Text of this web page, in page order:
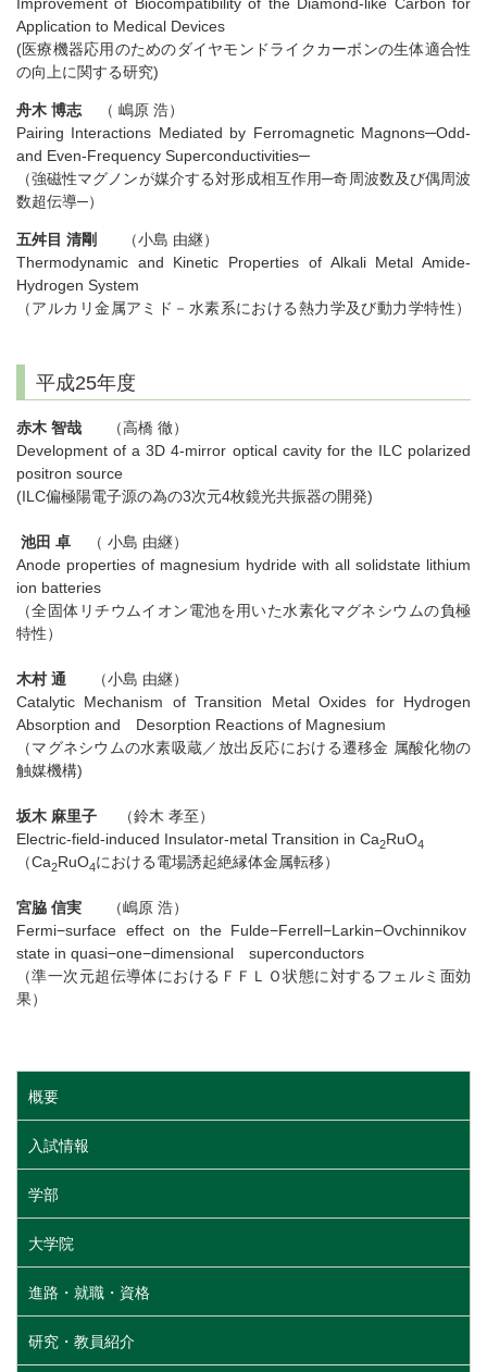
Application to Medical Devices
(医療機器応用のためのダイヤモンドライクカーボンの生体適合性
の向上に関する研究)
舟木 博志
（ 嶋原 浩）
Pairing Interactions Mediated by Ferromagnetic Magnons─Odd-
and Even-Frequency Superconductivities─
（強磁性マグノンが媒介する対形成相互作用─奇周波数及び偶周波
数超伝導─）
五舛目 清剛
（小島 由継）
Thermodynamic and Kinetic Properties of Alkali Metal Amide-
Hydrogen System
（アルカリ金属アミド－水素系における熱力学及び動力学特性）
平成25年度
赤木 智哉 （高橋 徹）
Development of a 3D 4-mirror optical cavity for the ILC polarized
positron source
(ILC偏極陽電子源の為の3次元4枚鏡光共振器の開発)
池田 卓 （ 小島 由継）
Anode properties of magnesium hydride with all solidstate lithium
ion batteries
（全固体リチウムイオン電池を用いた水素化マグネシウムの負極
特性）
木村 通
（小島 由継）
Catalytic Mechanism of Transition Metal Oxides for Hydrogen
Absorption and Desorption Reactions of Magnesium
（マグネシウムの水素吸蔵／放出反応における遷移金 属酸化物の
触媒機構)
坂木 麻里子 （鈴木 孝至）
Electric-field-induced Insulator-metal Transition in Ca2RuO4
（Ca2RuO4における電場誘起絶縁体金属転移）
宮脇 信実 （嶋原 浩）
Fermi−surface effect on the Fulde−Ferrell−Larkin−Ovchinnikov
state in quasi−one−dimensional superconductors
（準一次元超伝導体におけるＦＦＬＯ状態に対するフェルミ面効
果）
概要
入試情報
学部
大学院
進路・就職・資格
研究・教員紹介